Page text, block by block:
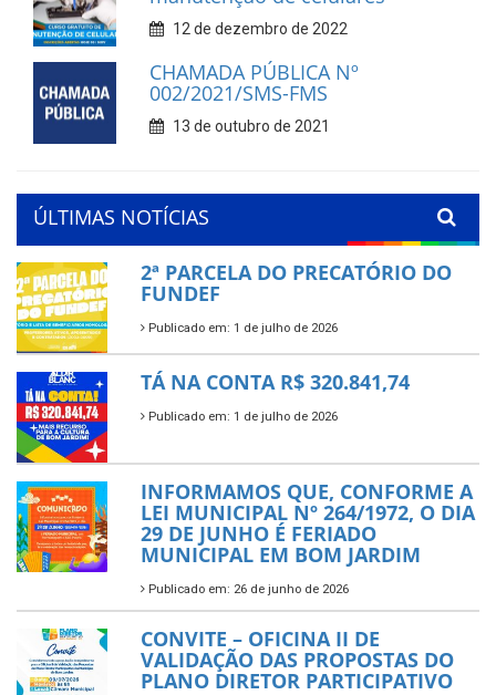
12 de dezembro de 2022
CHAMADA PÚBLICA Nº
002/2021/SMS-FMS
13 de outubro de 2021
ÚLTIMAS NOTÍCIAS
2ª PARCELA DO PRECATÓRIO DO
FUNDEF
Publicado em: 1 de julho de 2026
TÁ NA CONTA R$ 320.841,74
Publicado em: 1 de julho de 2026
INFORMAMOS QUE, CONFORME A
LEI MUNICIPAL Nº 264/1972, O DIA
29 DE JUNHO É FERIADO
MUNICIPAL EM BOM JARDIM
Publicado em: 26 de junho de 2026
CONVITE – OFICINA II DE
VALIDAÇÃO DAS PROPOSTAS DO
PLANO DIRETOR PARTICIPATIVO